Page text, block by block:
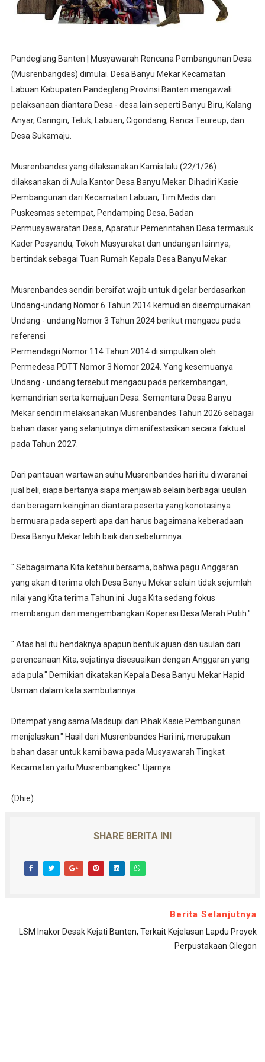
Pandeglang Banten | Musyawarah Rencana Pembangunan Desa
(Musrenbangdes) dimulai. Desa Banyu Mekar Kecamatan
Labuan Kabupaten Pandeglang Provinsi Banten mengawali
pelaksanaan diantara Desa - desa lain seperti Banyu Biru, Kalang
Anyar, Caringin, Teluk, Labuan, Cigondang, Ranca Teureup, dan
Desa Sukamaju.
Musrenbandes yang dilaksanakan Kamis lalu (22/1/26)
dilaksanakan di Aula Kantor Desa Banyu Mekar. Dihadiri Kasie
Pembangunan dari Kecamatan Labuan, Tim Medis dari
Puskesmas setempat, Pendamping Desa, Badan
Permusyawaratan Desa, Aparatur Pemerintahan Desa termasuk
Kader Posyandu, Tokoh Masyarakat dan undangan lainnya,
bertindak sebagai Tuan Rumah Kepala Desa Banyu Mekar.
Musrenbandes sendiri bersifat wajib untuk digelar berdasarkan
Undang-undang Nomor 6 Tahun 2014 kemudian disempurnakan
Undang - undang Nomor 3 Tahun 2024 berikut mengacu pada
referensi
Permendagri Nomor 114 Tahun 2014 di simpulkan oleh
Permedesa PDTT Nomor 3 Nomor 2024. Yang kesemuanya
Undang - undang tersebut mengacu pada perkembangan,
kemandirian serta kemajuan Desa. Sementara Desa Banyu
Mekar sendiri melaksanakan Musrenbandes Tahun 2026 sebagai
bahan dasar yang selanjutnya dimanifestasikan secara faktual
pada Tahun 2027.
Dari pantauan wartawan suhu Musrenbandes hari itu diwaranai
jual beli, siapa bertanya siapa menjawab selain berbagai usulan
dan beragam keinginan diantara peserta yang konotasinya
bermuara pada seperti apa dan harus bagaimana keberadaan
Desa Banyu Mekar lebih baik dari sebelumnya.
" Sebagaimana Kita ketahui bersama, bahwa pagu Anggaran
yang akan diterima oleh Desa Banyu Mekar selain tidak sejumlah
nilai yang Kita terima Tahun ini. Juga Kita sedang fokus
membangun dan mengembangkan Koperasi Desa Merah Putih."
" Atas hal itu hendaknya apapun bentuk ajuan dan usulan dari
perencanaan Kita, sejatinya disesuaikan dengan Anggaran yang
ada pula." Demikian dikatakan Kepala Desa Banyu Mekar Hapid
Usman dalam kata sambutannya.
Ditempat yang sama Madsupi dari Pihak Kasie Pembangunan
menjelaskan." Hasil dari Musrenbandes Hari ini, merupakan
bahan dasar untuk kami bawa pada Musyawarah Tingkat
Kecamatan yaitu Musrenbangkec." Ujarnya.
(Dhie).
SHARE BERITA INI
Berita Selanjutnya
LSM Inakor Desak Kejati Banten, Terkait Kejelasan Lapdu Proyek
Perpustakaan Cilegon